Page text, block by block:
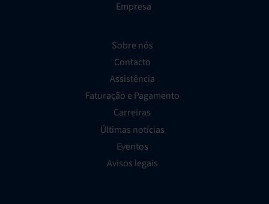
Empresa
Sobre nós
Contacto
Assistência
Faturação e Pagamento
Carreiras
Últimas notícias
Eventos
Avisos legais